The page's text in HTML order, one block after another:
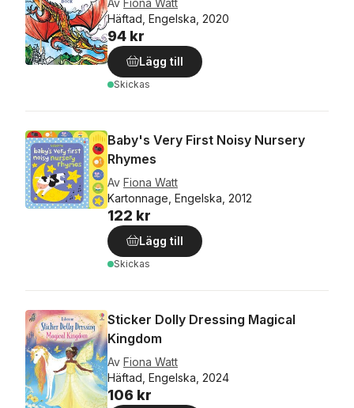
Av Fiona Watt
Häftad, Engelska, 2020
94 kr
Lägg till
Skickas
Baby's Very First Noisy Nursery
Rhymes
Av Fiona Watt
Kartonnage, Engelska, 2012
122 kr
Lägg till
Skickas
Sticker Dolly Dressing Magical
Kingdom
Av Fiona Watt
Häftad, Engelska, 2024
106 kr